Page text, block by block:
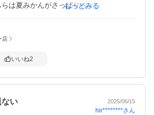
は夏みかんがさっぱりさせてくれま
凍らせた物を持って行かすと、子供も喜
もっとみる
店
いいね2
ない 2025/06/15
hir********さん